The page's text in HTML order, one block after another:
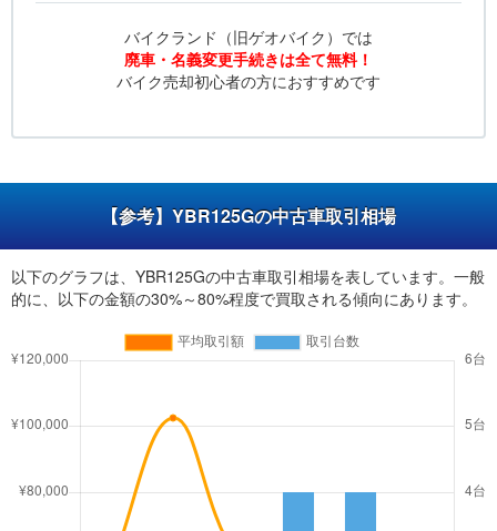
バイクランド（旧ゲオバイク）では
廃車・名義変更手続きは全て無料！
バイク売却初心者の方におすすめです
【参考】YBR125Gの中古車取引相場
以下のグラフは、YBR125Gの中古車取引相場を表しています。一般
的に、以下の金額の30%～80%程度で買取される傾向にあります。